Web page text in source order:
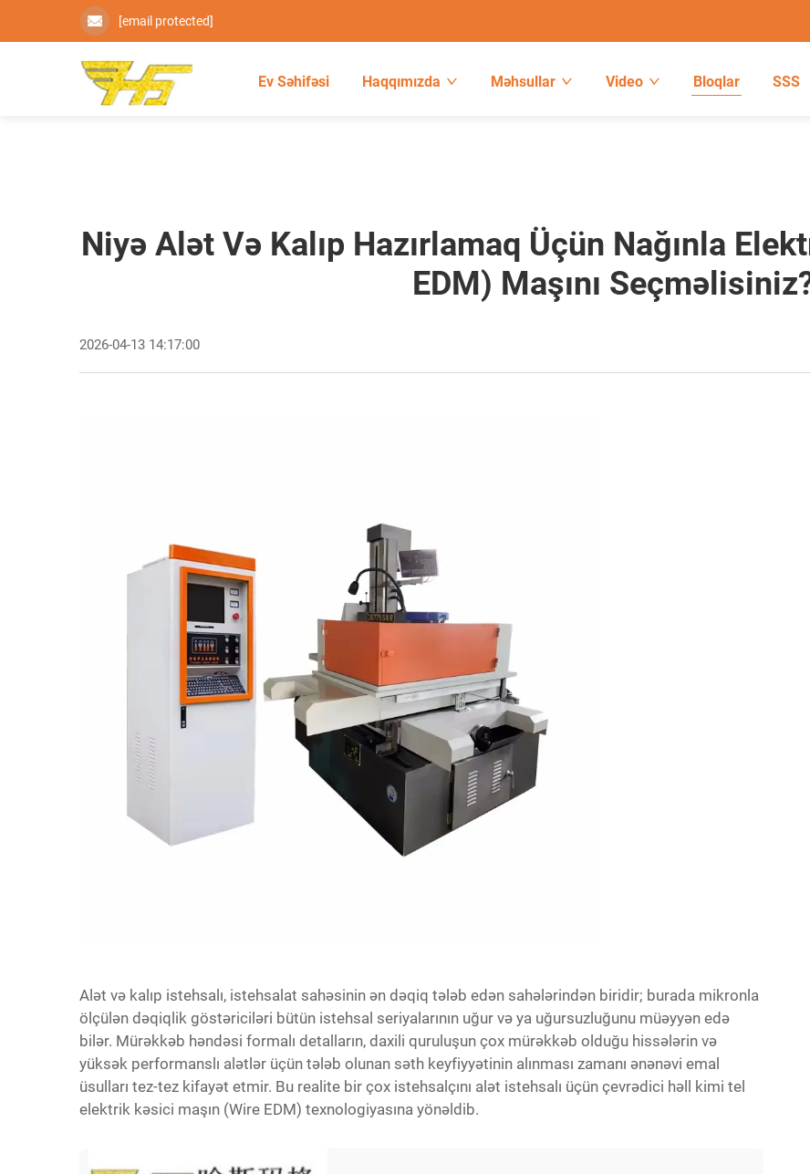
[email protected]
Ev Səhifəsi Haqqımızda Məhsullar Video Bloqlar SSS
Niyə Alət Və Kalıp Hazırlamaq Üçün Nağınla
EDM) Maşını
2026-04-13 14:17:00
Alət və kalıp istehsalı, istehsalat sahəsinin ən dəqiq tələb edən sahələrindən biridir; burada mikronla
ölçülən dəqiqlik göstəriciləri bütün istehsal seriyalarının uğur və ya uğursuzluğunu müəyyən edə
bilər. Mürəkkəb həndəsi formalı detalların, daxili quruluşun çox mürəkkəb olduğu hissələrin və
yüksək performanslı alətlər üçün tələb olunan səth keyfiyyətinin alınması zamanı ənənəvi emal
üsulları tez-tez kifayət etmir. Bu realite bir çox istehsalçını alət istehsalı üçün çevrədici həll kimi tel
elektrik kəsici maşın (Wire EDM) texnologiyasına yönəldib.